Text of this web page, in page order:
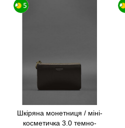
Шкіряна монетниця / міні-
косметичка 3.0 темно-